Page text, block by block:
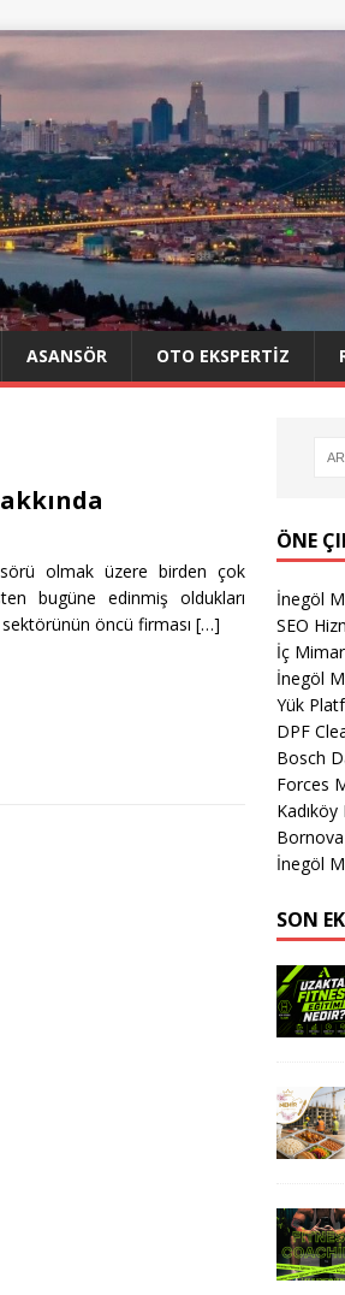
ASANSÖR OTO EKSPERTIZ
olmak üzere birden çok
bugüne edinmiş oldukları
öncü firması […]
ÖNE
İnegöl
SEO
İç
İnegöl
Yük
DPF
Bosch
Forces
İnegöl
SON